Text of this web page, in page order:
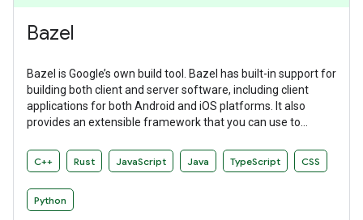
Bazel
Bazel is Google’s own build tool. Bazel has built-in support for
building both client and server software, including client
applications for both Android and iOS platforms. It also
provides an extensible framework that you can use to
C++ Rust JavaScript Java TypeScript CSS
Python